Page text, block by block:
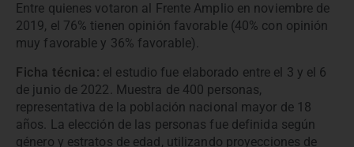
Entre quienes votaron al Frente Amplio en noviembre de
2019, el 76% tienen opinión favorable (40% con opinión
muy favorable y 36% favorable).
Ficha técnica: el estudio fue elaborado entre el 3 y el 6
de junio de 2022. Muestra de 400 personas,
representativa de la población nacional mayor de 18
años. La elección de las personas fue definida según
género y estratos de edad, utilizando proyecciones de